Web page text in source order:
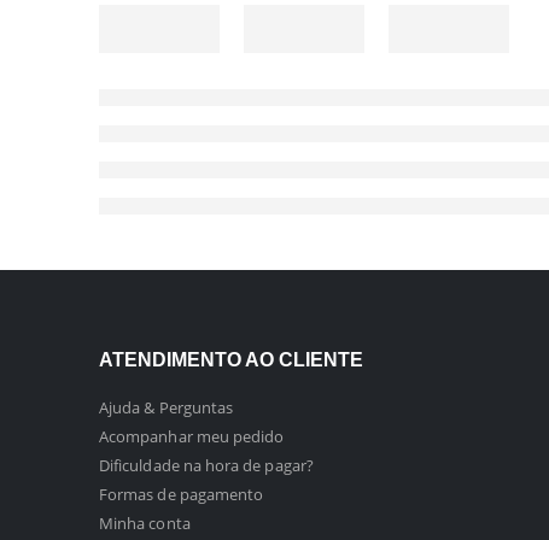
ATENDIMENTO AO CLIENTE
Ajuda & Perguntas
Acompanhar meu pedido
Dificuldade na hora de pagar?
Formas de pagamento
Minha conta